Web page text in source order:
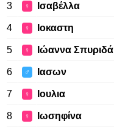
3 ♀ Ισαβέλλα
4 ♀ Ιοκαστη
5 ♀ Ιώαννα
6 ♂ Ιασων
7 ♀ Ιουλια
8 ♀ Ιωσηφίνα